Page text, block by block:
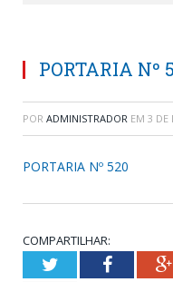
PORTARIA Nº
POR ADMINISTRADOR EM 3 DE
PORTARIA Nº 520
COMPARTILHAR:
TwitterFacebook